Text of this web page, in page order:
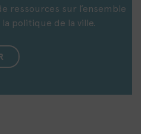
ressources sur l’ensemble
politique de la ville.